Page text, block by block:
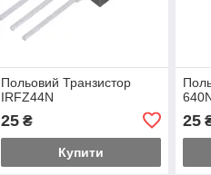
Польовий Транзистор
IRFZ44N
25₴
Купити
25